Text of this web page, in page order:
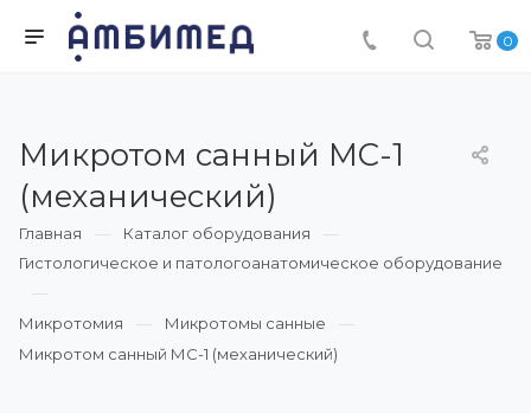
0
Микротом санный МС-1
(механический)
Главная
Каталог оборудования
Гистологическое и патологоанатомическое оборудование
Микротомия
Микротомы санные
Микротом санный МС-1 (механический)